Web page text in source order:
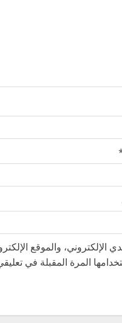
الإلكتروني، والموقع
المرة المقبلة في